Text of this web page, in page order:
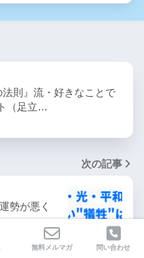
則』流・好きなことで
（足立…
次の記事
勢が悪く
無料メルマガ 問い合わせ